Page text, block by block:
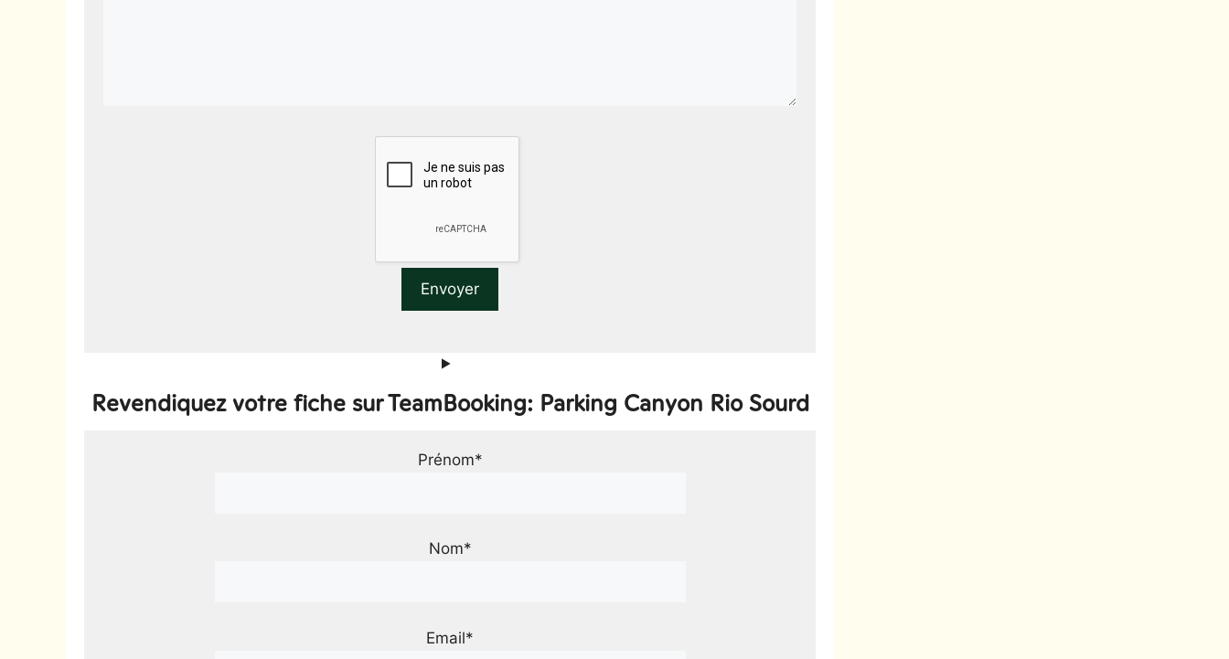
Revendiquez votre fiche sur TeamBooking: Parking Canyon Rio Sourd
Prénom*
Nom*
Email*